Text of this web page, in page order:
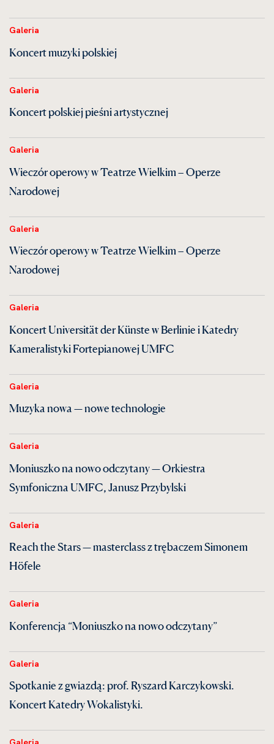
Galeria
Koncert muzyki polskiej
Galeria
Koncert polskiej pieśni artystycznej
Galeria
Wieczór operowy w Teatrze Wielkim – Operze
Narodowej
Galeria
Wieczór operowy w Teatrze Wielkim – Operze
Narodowej
Galeria
Koncert Universität der Künste w Berlinie i Katedry
Kameralistyki Fortepianowej UMFC
Galeria
Muzyka nowa — nowe technologie
Galeria
Moniuszko na nowo odczytany — Orkiestra
Symfoniczna UMFC, Janusz Przybylski
Galeria
Reach the Stars — masterclass z trębaczem Simonem
Höfele
Galeria
Konferencja “Moniuszko na nowo odczytany”
Galeria
Spotkanie z gwiazdą: prof. Ryszard Karczykowski.
Koncert Katedry Wokalistyki.